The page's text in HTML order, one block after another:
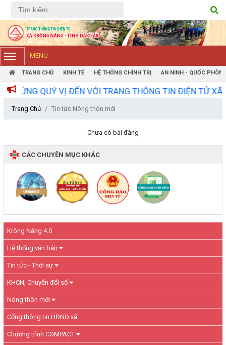
Tiếng Việt Tiếng Anh
MENU
TRANG CHỦ KINH TẾ HỆ THỐNG CHÍNH TRỊ AN NINH - QUỐC
QUÝ VỊ ĐẾN VỚI TRANG THÔNG TIN ĐIỆN TỬ XÃ
Krông Năng 4.0
Hệ thống văn bản
Tin tức - Thời sự
KHCN, Chuyển đổi số
Nông thôn mới
Cổng thông tin HĐND xã
Chương trình COMPACT
Trang Chủ Tin tức Nông thôn mới
Chưa có bài đăng
CÁC CHUYÊN MỤC KHÁC